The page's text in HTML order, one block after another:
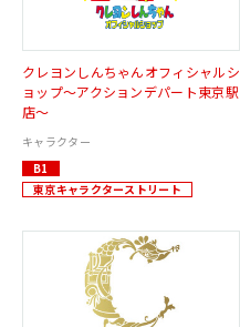
クレヨンしんちゃんオフィシャルシ
ョップ～アクションデパート東京駅
店～
キャラクター
B1
東京キャラクターストリート